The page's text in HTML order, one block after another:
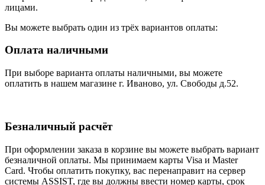
лицами.
Вы можете выбрать один из трёх вариантов оплаты:
Оплата наличными
При выборе варианта оплаты наличными, вы можете
оплатить в нашем магазине г. Иваново, ул. Свободы д.52.
Безналичный расчёт
При оформлении заказа в корзине вы можете выбрать вариант
безналичной оплаты. Мы принимаем карты Visa и Master
Card. Чтобы оплатить покупку, вас перенаправит на сервер
системы ASSIST, где вы должны ввести номер карты, срок